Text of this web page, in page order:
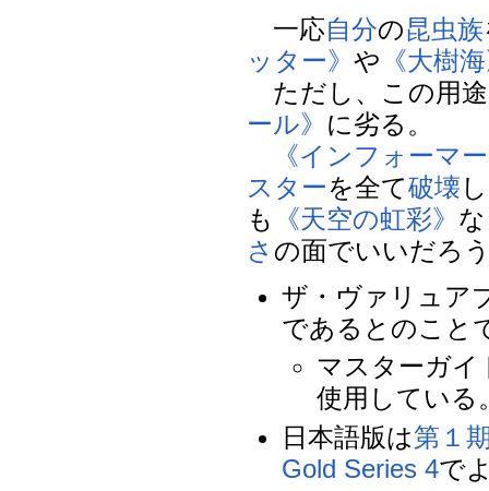
一応自分の昆虫族
ッター》や 《大樹
ただし、この用
ール》 に劣る。
《インフォーマ
スターを全て破壊
も
《天空の虹彩》
さ の面でいいだろ
ザ・ヴァリュア
であるとのこと
マスターガイ
使用している
日本語版は第１
Gold Series 4で